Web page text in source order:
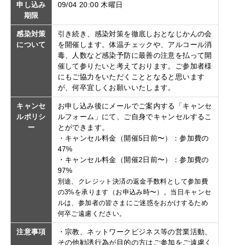
申し込み
期限
09/04 20:00 木曜日
感染対策
について
引き続き、感染対策を徹底しおとなじかんの会
を開催します。体温チェックや、アルコール消
毒、人数など感染予防に最善の注意を払って開
催して参りたいと考えております。ご参加者様
にもご協力をいただくこととなると思います
が、何卒宜しくお願いいたします。
キャンセ
ルポリシ
ー
お申し込み後にメールでご案内する「キャンセ
ルフォーム」にて、ご自身でキャンセルするこ
とができます。
・キャンセル料金（開催5日前〜）：参加費の
47%
・キャンセル料金（開催2日前〜）：参加費の
97%
別途、クレジット決済の返金手数料として参加費
の3%を承ります（お申込み時〜）。当日キャンセ
ルは、参加者の皆さまにご迷惑をおかけするため
何卒ご遠慮ください。
注意事項
・宗教、ネットワークビジネス等の営業活動、
その他勧誘行為が目的の方はご参加をご遠慮く